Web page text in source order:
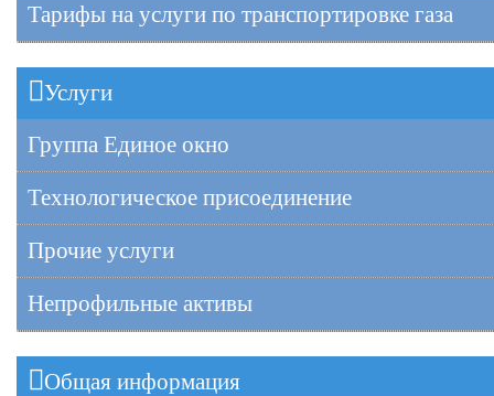
Тарифы на услуги по транспортировке газа
Услуги
Группа Единое окно
Технологическое присоединение
Прочие услуги
Непрофильные активы
Общая информация